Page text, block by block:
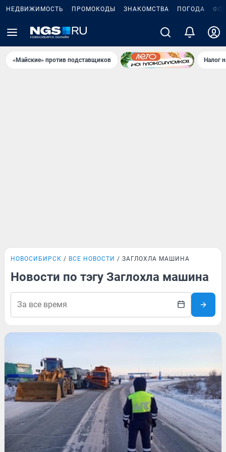
НЕДВИЖИМОСТЬ ПРОМОКОДЫ ЗНАКОМСТВА ПОГОДА
«Майские» против подставщиков Налог
НОВОСИБИРСК ВСЕ НОВОСТИ ЗАГЛОХЛА МАШИНА
Новости по тэгу Заглохла машина